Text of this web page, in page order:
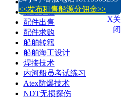
船舶出租
船舶求租
配件出售
配件求购
船舶转籍
船舶海工设计
焊接技术
内河船员考试练习
Atex防爆技术
NDT无损探伤
<<发布租售船源分佣金>>
X关
闭